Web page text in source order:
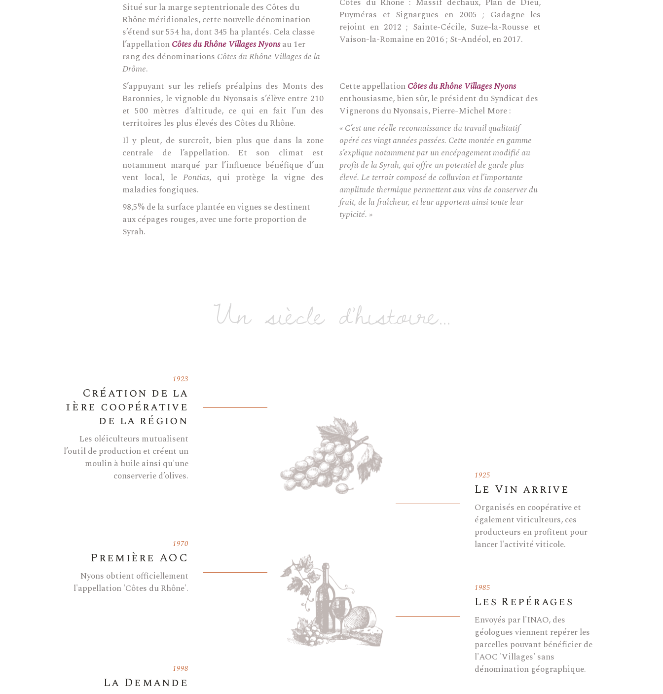
Situé sur la marge septentrionale des Côtes du
Rhône méridionales, cette nouvelle dénomination
s’étend sur 554 ha, dont 345 ha plantés. Cela classe
l’appellationCôtes du Rhône Villages Nyonsau 1er
rang des dénominations Côtes du Rhône Villages de la
Drôme.
Puyméras et Signargues en 2005 ; Gadagne les
rejoint en 2012 ; Sainte-Cécile, Suze-la-Rousse et
Vaison-la-Romaine en 2016 ; St-Andéol, en 2017.
S’appuyant sur les reliefs préalpins des Monts des
Baronnies, le vignoble du Nyonsais s’élève entre 210
et 500 mètres d’altitude, ce qui en fait l’un des
territoires les plus élevés des Côtes du Rhône.
Il y pleut, de surcroît, bien plus que dans la zone
centrale de l’appellation. Et son climat est
notamment marqué par l’influence bénéfique d’un
vent local, le Pontias, qui protège la vigne des
maladies fongiques.
98,5% de la surface plantée en vignes se destinent
aux cépages rouges, avec une forte proportion de
Syrah.
Cette appellationCôtes du Rhône Villages Nyons
enthousiasme, bien sûr, le président du Syndicat des
Vignerons du Nyonsais, Pierre-Michel More :
« C’est une réelle reconnaissance du travail qualitatif
opéré ces vingt années passées. Cette montée en gamme
s’explique notamment par un encépagement modifié au
profit de la Syrah, qui offre un potentiel de garde plus
élevé. Le terroir composé de colluvion et l’importante
amplitude thermique permettent aux vins de conserver du
fruit, de la fraîcheur, et leur apportent ainsi toute leur
typicité. »
Un siècle d'histoire...
1923
Création de la
1ère coopérative
de la région
Les oléiculteurs mutualisent
l’outil de production et créent un
moulin à huile ainsi qu'une
conserverie d’olives.
1925
Le Vin arrive
Organisés en coopérative et
également viticulteurs, ces
producteurs en profitent pour
lancer l'activité viticole.
1970
Première AOC
Nyons obtient officiellement
l'appellation 'Côtes du Rhône'.
1985
Les Repérages
Envoyés par l'INAO, des
géologues viennent repérer les
parcelles pouvant bénéficier de
l'AOC 'Villages' sans
dénomination géographique.
1998
La Demande